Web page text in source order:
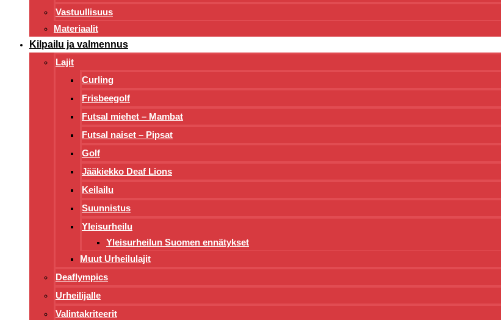
Vastuullisuus
Materiaalit
Kilpailu ja valmennus
Lajit
Curling
Frisbeegolf
Futsal miehet – Mambat
Futsal naiset – Pipsat
Golf
Jääkiekko Deaf Lions
Keilailu
Suunnistus
Yleisurheilu
Yleisurheilun Suomen ennätykset
Muut Urheilulajit
Deaflympics
Urheilijalle
Valintakriteerit